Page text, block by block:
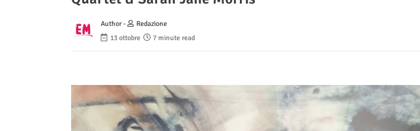
Author -
Redazione
13 ottobre
7 minute read